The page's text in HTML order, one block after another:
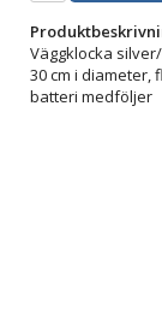
Väggklocka
30 cm i diameter,
batteri medföljer